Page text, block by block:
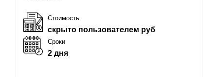
Стоимость
скрыто пользователем руб
Сроки
2 дня